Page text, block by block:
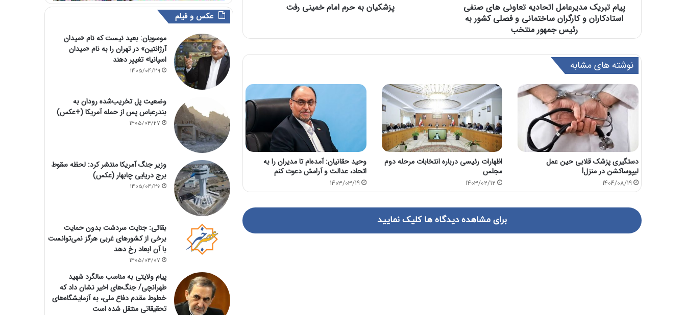
پیام تبریک مدیرعامل اتحادیه تعاونی های صنفی
استادکاران و کارگران ساختمانی و فصلی کشور به
رئیس جمهور منتخب
پزشکیان به حرم امام خمینی رفت
نوشته های مشابه
دستگیری پزشک قلابی حین عمل
لیپوساکشن در منزل!
1404/08/19
اظهارات رئیسی درباره انتخابات مرحله دوم
مجلس
1403/02/12
وحید حقانیان: آمده‌ام تا مدیران را به
اتحاد، عدالت و آرامش دعوت کنم
1403/03/19
برای مشاهده دیدگاه ها کلیک نمایید
عکس و فیلم
موسویان: بعید نیست که نام «میدان
آرژانتین» در تهران را به نام «میدان
اسپانیا» تغییر دهند
1405/04/29
وضعیت پل تخریب‌شده رودان به
بندرعباس پس از حمله آمریکا (+عکس)
1405/04/27
وزیر جنگ آمریکا منتشر کرد: لحظه سقوط
برج دریایی چابهار (عکس)
1405/04/26
بقائی: جنایت سردشت بدون حمایت
برخی از کشورهای غربی هرگز نمی‌توانست
با آن ابعاد رخ دهد
1405/04/07
پیام ولایتی به مناسب سالگرد شهید
طهرانچی/ جنگ‌های اخیر نشان داد که
خطوط مقدم دفاع ملی، به آزمایشگاه‌های
تحقیقاتی منتقل شده است